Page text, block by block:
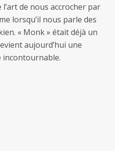
de nous accrocher par
lorsqu’il nous parle des
« Monk » était déjà un
aujourd’hui une
incontournable.